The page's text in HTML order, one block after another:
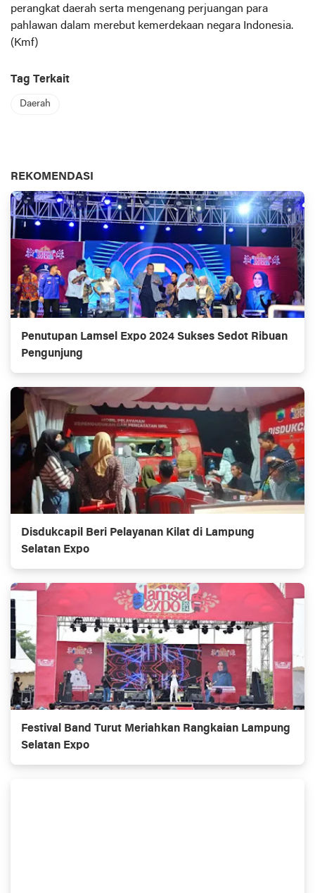
perangkat daerah serta mengenang perjuangan para
pahlawan dalam merebut kemerdekaan negara Indonesia.
(Kmf)
Tag Terkait
Daerah
REKOMENDASI
Penutupan Lamsel Expo 2024 Sukses Sedot Ribuan
Pengunjung
Disdukcapil Beri Pelayanan Kilat di Lampung
Selatan Expo
Festival Band Turut Meriahkan Rangkaian Lampung
Selatan Expo